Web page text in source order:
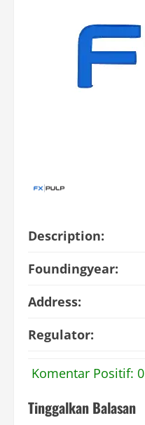
Description:
Foundingyear:
Address:
Regulator:
Komentar Positif: 0
Tinggalkan Balasan